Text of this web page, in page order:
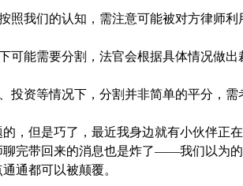
照我们的认知，需注意可能被对方律师利
可能需要分割，法官会根据具体情况做出
投资等情况下，分割并非简单的平分，需
，但是巧了，最近我身边就有小伙伴正
聊完带回来的消息也是炸了——我们以为
通都可以被颠覆。